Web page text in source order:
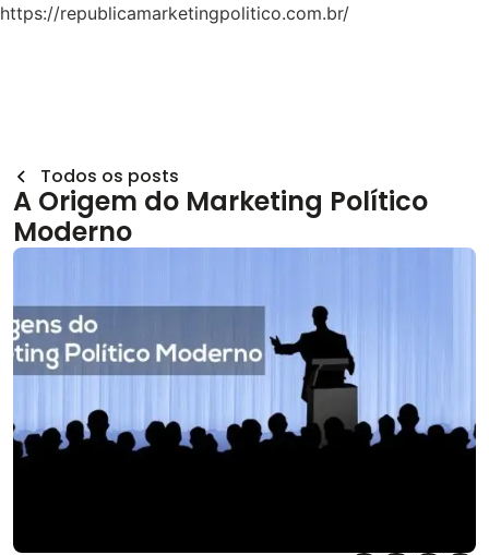
https://republicamarketingpolitico.com.br/
Todos os posts
A Origem do Marketing Político
Moderno